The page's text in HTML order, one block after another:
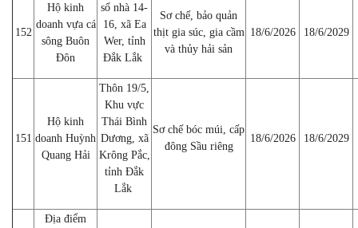
152
Hộ kinh
doanh vựa cá
sông Buôn
Đôn
số nhà 14-
16, xã Ea
Wer, tỉnh
Đắk Lắk
Sơ chế, bảo quản
thịt gia súc, gia cầm
và thủy hải sản
18/6/2026 18/6/2029
151
Hộ kinh
doanh Huỳnh
Quang Hải
Thôn 19/5,
Khu vực
Thái Bình
Dương, xã
Krông Pắc,
tỉnh Đắk
Lắk
Sơ chế bóc múi, cấp
đông Sầu riêng
18/6/2026 18/6/2029
Địa điểm